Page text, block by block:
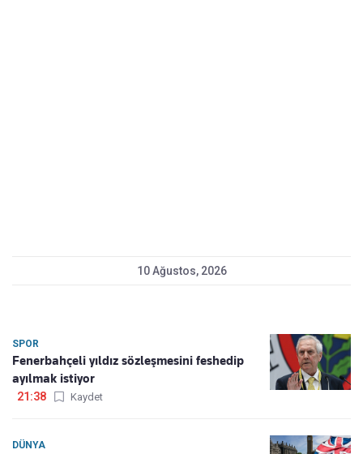
10 Ağustos, 2026
SPOR
Fenerbahçeli yıldız sözleşmesini feshedip
ayılmak istiyor
21:38 Kaydet
DÜNYA